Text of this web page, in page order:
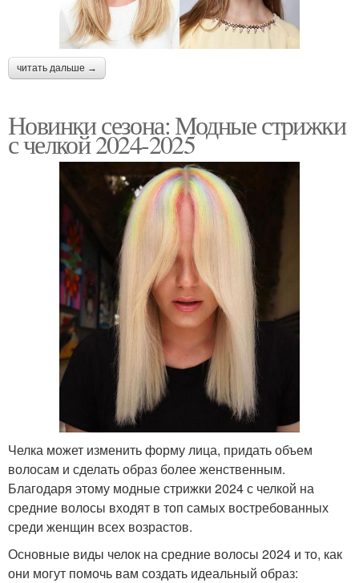
читать дальше →
Новинки сезона: Модные стрижки
с челкой 2024-2025
Челка может изменить форму лица, придать объем
волосам и сделать образ более женственным.
Благодаря этому модные стрижки 2024 с челкой на
средние волосы входят в топ самых востребованных
среди женщин всех возрастов.
Основные виды челок на средние волосы 2024 и то, как
они могут помочь вам создать идеальный образ: